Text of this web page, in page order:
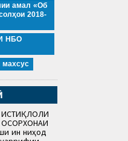
амал «Об
2018-
НБО
махсус
ИСТИҚЛОЛИ
ин ниҳод